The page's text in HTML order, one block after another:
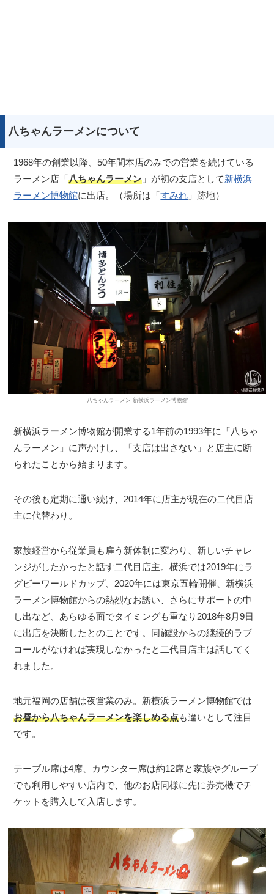
八ちゃんラーメンについて
1968年の創業以降、50年間本店のみでの営業を続けている
ラーメン店「八ちゃんラーメン 」が初の支店として新横浜
ラーメン博物館に出店。（場所は「すみれ 」跡地）
八ちゃんラーメン 新横浜ラーメン博物館
新横浜ラーメン博物館が開業する1年前の1993年に「八ちゃ
んラーメン」に声かけし、「支店は出さない」と店主に断
られたことから始まります。
その後も定期に通い続け、2014年に店主が現在の二代目店
主に代替わり。
家族経営から従業員も雇う新体制に変わり、新しいチャレ
ンジがしたかったと話す二代目店主。横浜では2019年にラ
グビーワールドカップ、2020年には東京五輪開催、新横浜
ラーメン博物館からの熱烈なお誘い、さらにサポートの申
し出など、あらゆる面でタイミングも重なり2018年8月9日
に出店を決断したとのことです。同施設からの継続的ラブ
コールがなければ実現しなかったと二代目店主は話してく
れました。
地元福岡の店舗は夜営業のみ。新横浜ラーメン博物館では
お昼から八ちゃんラーメンを楽しめる点も違いとして注目
です。
テーブル席は4席、カウンター席は約12席と家族やグループ
でも利用しやすい店内で、他のお店同様に先に券売機でチ
ケットを購入して入店します。